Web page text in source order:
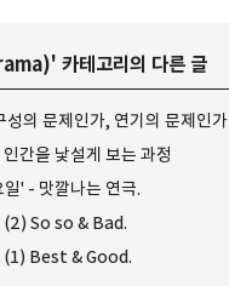
' 카테고리의 다른 글
의 문제인가, 연기의 문제인가
간을 낯설게 보는 과정
' - 맛깔나는 연극.
(2) So so & Bad.
(1) Best & Good.